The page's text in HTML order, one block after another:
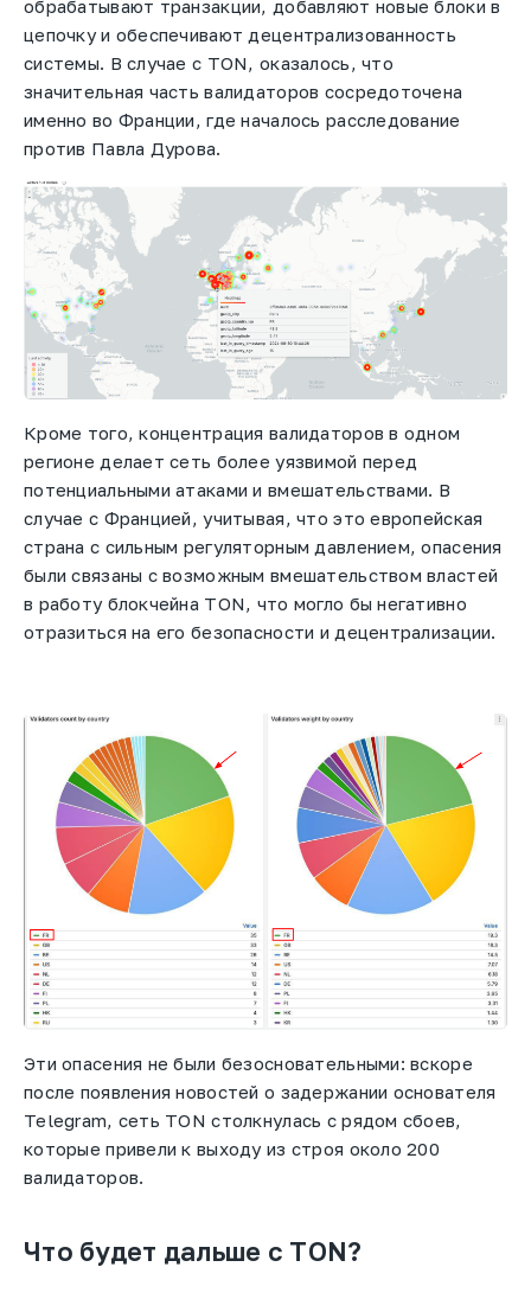
обрабатывают транзакции, добавляют новые блоки в
цепочку и обеспечивают децентрализованность
системы. В случае с TON, оказалось, что
значительная часть валидаторов сосредоточена
именно во Франции, где началось расследование
против Павла Дурова.
Кроме того, концентрация валидаторов в одном
регионе делает сеть более уязвимой перед
потенциальными атаками и вмешательствами. В
случае с Францией, учитывая, что это европейская
страна с сильным регуляторным давлением, опасения
были связаны с возможным вмешательством властей
в работу блокчейна TON, что могло бы негативно
отразиться на его безопасности и децентрализации.
Эти опасения не были безосновательными: вскоре
после появления новостей о задержании основателя
Telegram, сеть TON столкнулась с рядом сбоев,
которые привели к выходу из строя около 200
валидаторов.
Что будет дальше с TON?